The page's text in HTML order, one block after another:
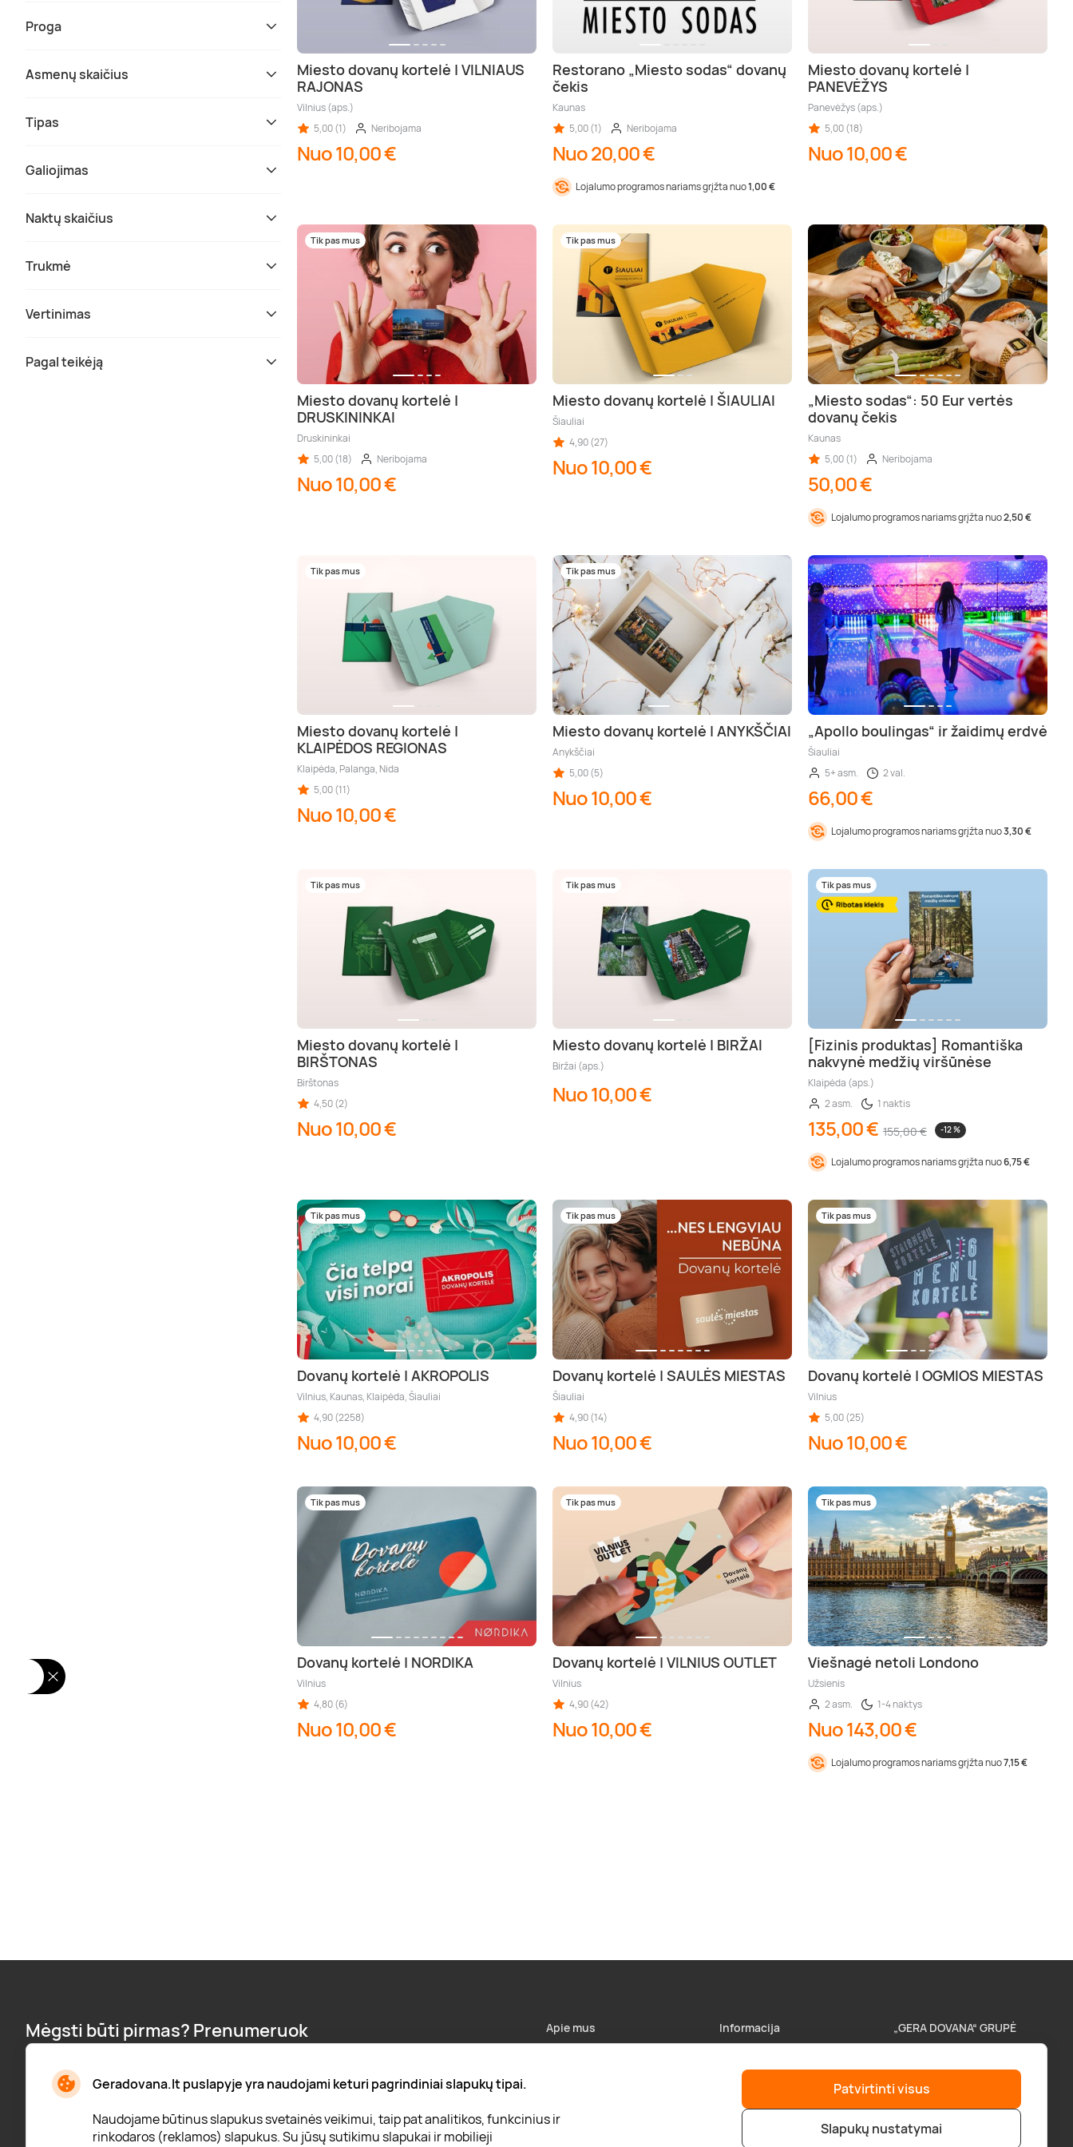
Geradovana.lt puslapyje yra naudojami keturi pagrindiniai slapukų tipai.
Naudojame būtinus slapukus svetainės veikimui, taip pat analitikos, funkcinius ir
rinkodaros (reklamos) slapukus. Su jūsų sutikimu slapukai ir mobilieji
Patvirtinti visus
Slapukų nustatymai
Proga
Asmenų skaičius
Tipas
Galiojimas
Naktų skaičius
Trukmė
Vertinimas
Pagal teikėją
Miesto dovanų kortelė | VILNIAUS
RAJONAS
Vilnius (aps.)
5,00 (1)
Neribojama
Nuo 10,00 €
Restorano „Miesto sodas“ dovanų
čekis
Kaunas
5,00 (1)
Neribojama
Nuo 20,00 €
Lojalumo programos nariams grįžta nuo1,00 €
Miesto dovanų kortelė |
PANEVĖŽYS
Panevėžys (aps.)
5,00 (18)
Nuo 10,00 €
Tik pas mus
Miesto dovanų kortelė |
DRUSKININKAI
Druskininkai
5,00 (18)
Neribojama
Nuo 10,00 €
Tik pas mus
Miesto dovanų kortelė | ŠIAULIAI
Šiauliai
4,90 (27)
Nuo 10,00 €
„Miesto sodas“: 50 Eur vertės
dovanų čekis
Kaunas
5,00 (1)
Neribojama
50,00 €
Lojalumo programos nariams grįžta nuo2,50 €
Tik pas mus
Miesto dovanų kortelė |
KLAIPĖDOS REGIONAS
Klaipėda, Palanga, Nida
5,00 (11)
Nuo 10,00 €
Tik pas mus
Miesto dovanų kortelė | ANYKŠČIAI
Anykščiai
5,00 (5)
Nuo 10,00 €
„Apollo boulingas“ ir žaidimų erdvė
Šiauliai
5+ asm.
2 val.
66,00 €
Lojalumo programos nariams grįžta nuo3,30 €
Tik pas mus
Miesto dovanų kortelė |
BIRŠTONAS
Birštonas
4,50 (2)
Nuo 10,00 €
Tik pas mus
Miesto dovanų kortelė | BIRŽAI
Biržai (aps.)
Nuo 10,00 €
Tik pas mus
[Fizinis produktas] Romantiška
nakvynė medžių viršūnėse
Klaipėda (aps.)
2 asm.
1 naktis
135,00 € 155,00 € -12 %
Lojalumo programos nariams grįžta nuo6,75 €
Tik pas mus
Dovanų kortelė | AKROPOLIS
Vilnius, Kaunas, Klaipėda, Šiauliai
4,90 (2258)
Nuo 10,00 €
Tik pas mus
Dovanų kortelė | SAULĖS MIESTAS
Šiauliai
4,90 (14)
Nuo 10,00 €
Tik pas mus
Dovanų kortelė | OGMIOS MIESTAS
Vilnius
5,00 (25)
Nuo 10,00 €
Tik pas mus
Dovanų kortelė | NORDIKA
Vilnius
4,80 (6)
Nuo 10,00 €
Tik pas mus
Dovanų kortelė | VILNIUS OUTLET
Vilnius
4,90 (42)
Nuo 10,00 €
Tik pas mus
Viešnagė netoli Londono
Užsienis
2 asm.
1-4 naktys
Nuo 143,00 €
Lojalumo programos nariams grįžta nuo7,15 €
Mėgsti būti pirmas? Prenumeruok
naujienlaiškį:
Naujienos, pranešimai apie nuolaidas ir dar daugiau!
Apie mus
Karjera
Informacija
Parduotuvės
Pristatymas
„GERA DOVANA“ GRUPĖ
superprezenty.pl
bookitnow.lt